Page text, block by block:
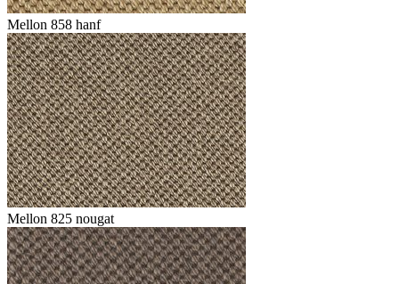
Mellon 858 hanf
Mellon 825 nougat